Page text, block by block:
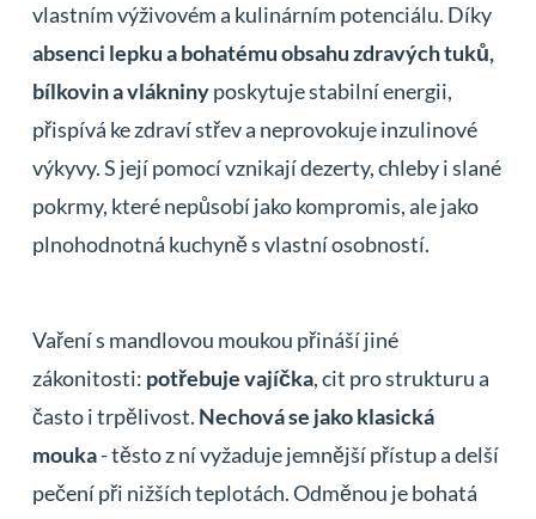
vlastním výživovém a kulinárním potenciálu. Díky
absenci lepku a bohatému obsahu zdravých tuků,
bílkovin a vlákninyposkytuje stabilní energii,
přispívá ke zdraví střev a neprovokuje inzulinové
výkyvy. S její pomocí vznikají dezerty, chleby i slané
pokrmy, které nepůsobí jako kompromis, ale jako
plnohodnotná kuchyně s vlastní osobností.
Vaření s mandlovou moukou přináší jiné
zákonitosti: potřebuje vajíčka, cit pro strukturu a
často i trpělivost. Nechová se jako klasická
mouka- těsto z ní vyžaduje jemnější přístup a delší
pečení při nižších teplotách. Odměnou je bohatá